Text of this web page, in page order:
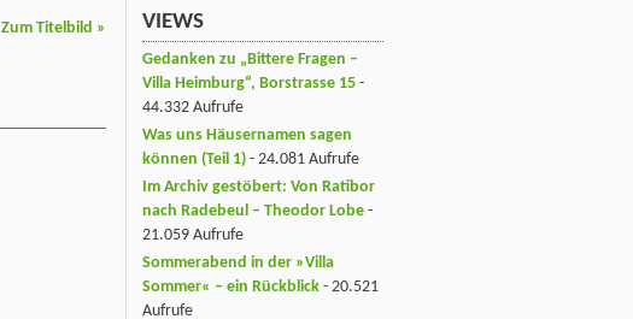
Zum Titelbild » VIEWS
Gedanken zu „Bittere Fragen –
Villa Heimburg“, Borstrasse 15 -
44.332 Aufrufe
Was uns Häusernamen sagen
können (Teil 1) - 24.081 Aufrufe
Im Archiv gestöbert: Von Ratibor
nach Radebeul – Theodor Lobe -
21.059 Aufrufe
Sommerabend in der »Villa
Sommer« – ein Rückblick - 20.521
Aufrufe